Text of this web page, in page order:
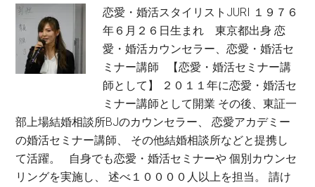
恋愛・婚活スタイリストJURI １９７６
年６月２６日生まれ 東京都出身 恋
愛・婚活カウンセラー、恋愛・婚活セ
ミナー講師 【恋愛・婚活セミナー講
師として】 ２０１１年に恋愛・婚活セ
ミナー講師として開業 その後、東証一
部上場結婚相談所BJのカウンセラー、 恋愛アカデミー
の婚活セミナー講師、 その他結婚相談所などと提携し
て活躍。 自身でも恋愛・婚活セミナーや 個別カウンセ
リングを実施し、 述べ１００００人以上を担当。 請け